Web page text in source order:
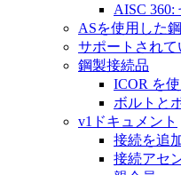
AISC 360:
ASを使用した
サポートされて
鋼製接続品
ICOR を
ボルトと
v1ドキュメント
接続を追
接続アセ